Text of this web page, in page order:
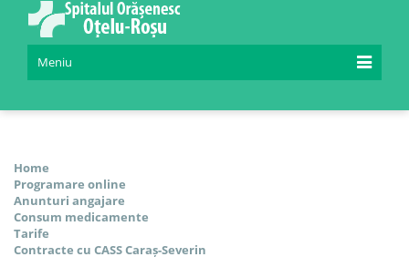
Meniu
Home
Programare online
Anunturi angajare
Consum medicamente
Tarife
Contracte cu CASS Caraș-Severin